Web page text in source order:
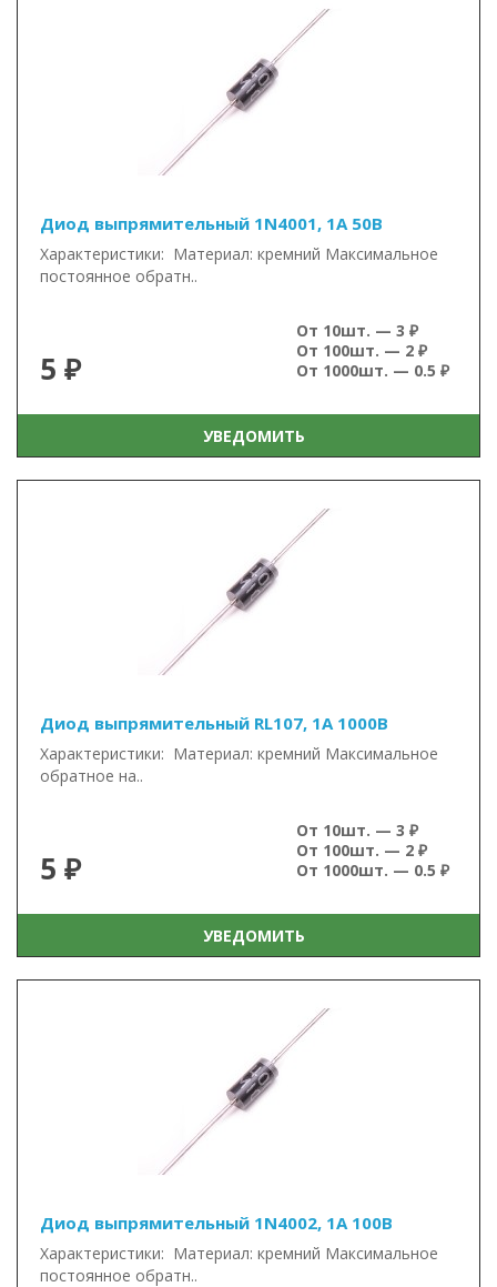
Диод выпрямительный 1N4001, 1А 50В
Характеристики: Материал: кремний Максимальное
постоянное обратн..
5 ₽
От 10шт. — 3 ₽
От 100шт. — 2 ₽
От 1000шт. — 0.5 ₽
УВЕДОМИТЬ
Диод выпрямительный RL107, 1А 1000В
Характеристики: Материал: кремний Максимальное
обратное на..
5 ₽
От 10шт. — 3 ₽
От 100шт. — 2 ₽
От 1000шт. — 0.5 ₽
УВЕДОМИТЬ
Диод выпрямительный 1N4002, 1А 100В
Характеристики: Материал: кремний Максимальное
постоянное обратн..